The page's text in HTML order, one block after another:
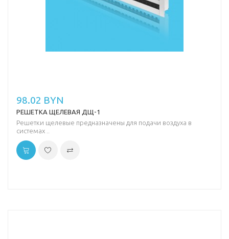
98.02 BYN
РЕШЕТКА ЩЕЛЕВАЯ ДЩ-1
Решетки щелевые предназначены для подачи воздуха в
системах ..